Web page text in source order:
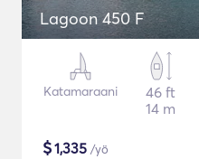
Lagoon 450 F
Katamaraani
46 ft
14 m
$1,335 /yö